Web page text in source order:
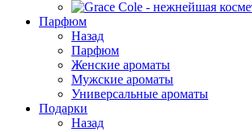
Парфюм
Назад
Парфюм
Женские ароматы
Мужские ароматы
Универсальные ароматы
Подарки
Назад